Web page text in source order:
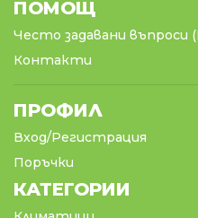
ПОМОЩ
Често задавани въпроси
Контакти
ПРОФИЛ
Вход/Регистрация
Поръчки
КАТЕГОРИИ